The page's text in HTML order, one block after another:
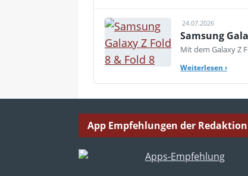
24.07.2026
Samsung
Mit dem Galaxy Z
Weiterlesen ›
App Empfehlungen der Redaktion